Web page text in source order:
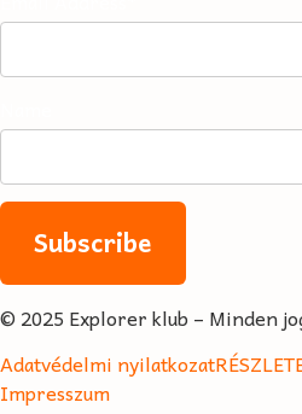
© 2025 Explorer klub – Minden
Adatvédelmi nyilatkozat
Impresszum